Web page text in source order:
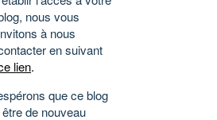
nous vous
à nous
en suivant
lien.
que ce blog
de nouveau